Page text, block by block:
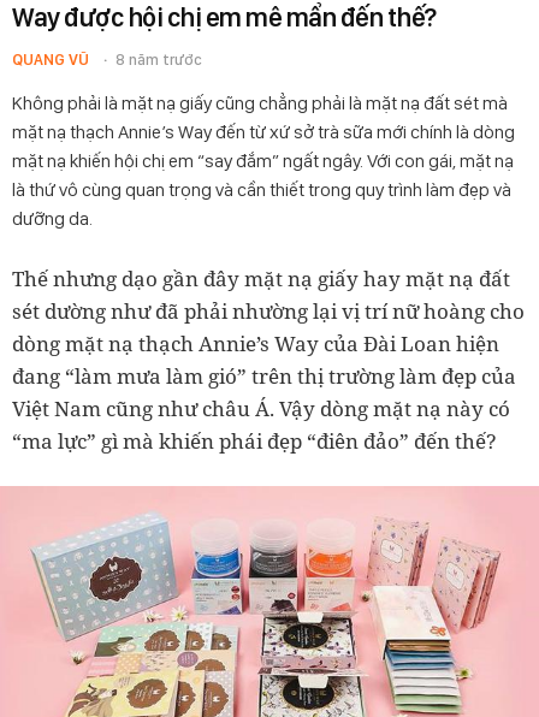
Way được hội chị em mê mẩn đến thế?
QUANG VŨ 8 năm trước
Không phải là mặt nạ giấy cũng chẳng phải là mặt nạ đất sét mà
mặt nạ thạch Annie’s Way đến từ xứ sở trà sữa mới chính là dòng
mặt nạ khiến hội chị em “say đắm” ngất ngây. Với con gái, mặt nạ
là thứ vô cùng quan trọng và cần thiết trong quy trình làm đẹp và
dưỡng da.
Thế nhưng dạo gần đây mặt nạ giấy hay mặt nạ đất
sét dường như đã phải nhường lại vị trí nữ hoàng cho
dòng mặt nạ thạch Annie’s Way của Đài Loan hiện
đang “làm mưa làm gió” trên thị trường làm đẹp của
Việt Nam cũng như châu Á. Vậy dòng mặt nạ này có
“ma lực” gì mà khiến phái đẹp “điên đảo” đến thế?